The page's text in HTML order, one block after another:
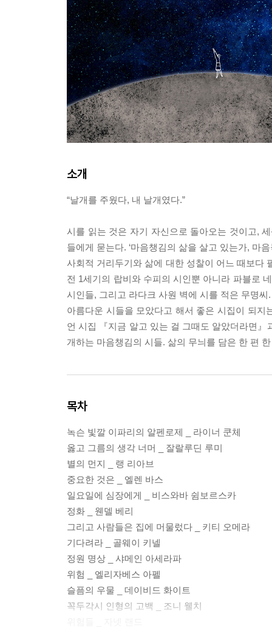
소개
“날개를 주웠다, 내 날개였다.”
시를 읽는 것은 자기 자신으로 돌아오는 것이고,
들에게 묻는다. ‘마음챙김의 삶을 살고 있는가, 마
사회적 거리두기와 삶에 대한 성찰이 어느 때보다
전 1세기의 랍비와 수피의 시인뿐 아니라 파블로
시인들, 그리고 라다크 사원 벽에 시를 적은 무명
아름다운 시들을 모았다고 해서 좋은 시집이 되
언 시집 『지금 알고 있는 걸 그때도 알았더라면
개하는 마음챙김의 시들. 삶의 무늬를 담은 한 편
목차
녹슨 빛깔 이파리의 알펜로제 _ 라이너 쿤체
옳고 그름의 생각 너머 _ 잘랄루딘 루미
별의 먼지 _ 랭 리아브
중요한 것은 _ 엘렌 바스
일요일에 심장에게 _ 비스와바 쉼보르스카
정화 _ 웬델 베리
그리고 사람들은 집에 머물렀다 _ 키티 오메라
기다려라 _ 골웨이 키넬
정원 명상 _ 샤메인 아세라파
위험 _ 엘리자베스 아펠
슬픔의 우물 _ 데이비드 화이트
꼭두각시 인형의 고백 _ 조니 웰치